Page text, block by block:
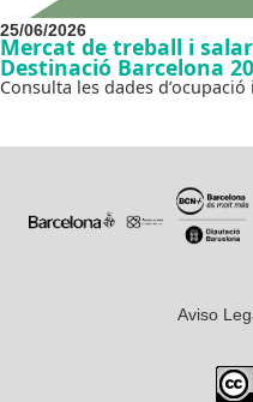
25/06/2026
Mercat de treball i
Destinació Barcelona
Consulta les dades
Aviso